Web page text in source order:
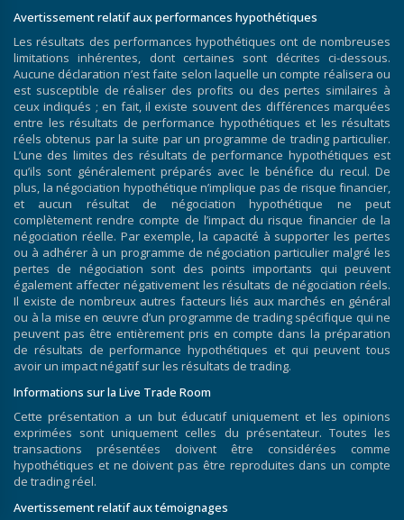
Avertissement relatif aux performances hypothétiques
Les résultats des performances hypothétiques ont de nombreuses
limitations inhérentes, dont certaines sont décrites ci-dessous.
Aucune déclaration n’est faite selon laquelle un compte réalisera ou
est susceptible de réaliser des profits ou des pertes similaires à
ceux indiqués ; en fait, il existe souvent des différences marquées
entre les résultats de performance hypothétiques et les résultats
réels obtenus par la suite par un programme de trading particulier.
L’une des limites des résultats de performance hypothétiques est
qu’ils sont généralement préparés avec le bénéfice du recul. De
plus, la négociation hypothétique n’implique pas de risque financier,
et aucun résultat de négociation hypothétique ne peut
complètement rendre compte de l’impact du risque financier de la
négociation réelle. Par exemple, la capacité à supporter les pertes
ou à adhérer à un programme de négociation particulier malgré les
pertes de négociation sont des points importants qui peuvent
également affecter négativement les résultats de négociation réels.
Il existe de nombreux autres facteurs liés aux marchés en général
ou à la mise en œuvre d’un programme de trading spécifique qui ne
peuvent pas être entièrement pris en compte dans la préparation
de résultats de performance hypothétiques et qui peuvent tous
avoir un impact négatif sur les résultats de trading.
Informations sur la Live Trade Room
Cette présentation a un but éducatif uniquement et les opinions
exprimées sont uniquement celles du présentateur. Toutes les
transactions présentées doivent être considérées comme
hypothétiques et ne doivent pas être reproduites dans un compte
de trading réel.
Avertissement relatif aux témoignages